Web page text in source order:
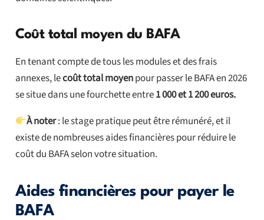
Coût total moyen du BAFA
En tenant compte de tous les modules et des frais
annexes, lecoût total moyenpour passer le BAFA en 2026
se situe dans une fourchette entre1 000 et 1 200 euros.
À noter: le stage pratique peut être rémunéré, et il
existe de nombreuses aides financières pour réduire le
coût du BAFA selon votre situation.
Aides financières pour payer le
BAFA